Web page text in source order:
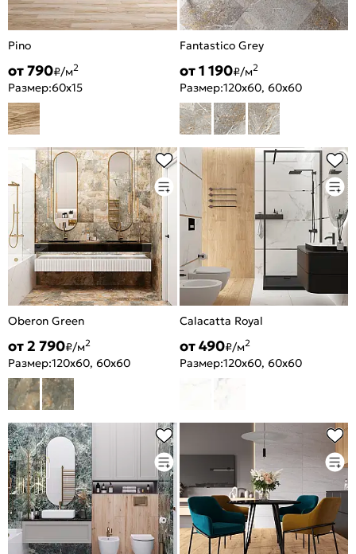
Pino
от 790₽/м2
Размер:60x15
Fantastico Grey
от 1 190₽/м2
Размер:120x60, 60x60
Oberon Green
от 2 790₽/м2
Размер:120x60, 60x60
Calacatta Royal
от 490₽/м2
Размер:120x60, 60x60